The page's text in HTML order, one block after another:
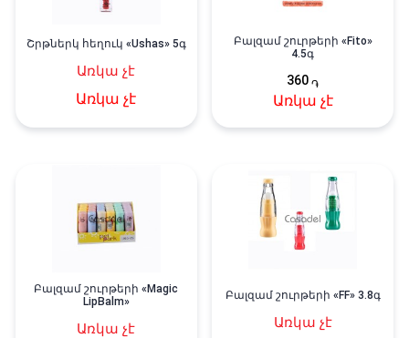
Շրթներկ հեղուկ «Ushas» 5գ
Առկա չէ
Առկա չէ
Բալզամ շուրթերի «Fito»
4.5գ
360 ֏
Առկա չէ
Բալզամ շուրթերի «Magic
LipBalm»
Առկա չէ
Բալզամ շուրթերի «FF» 3.8գ
Առկա չէ